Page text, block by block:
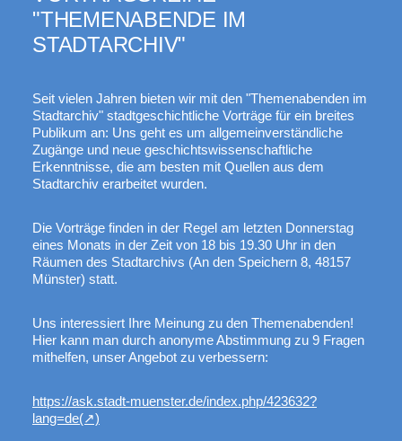
"THEMENABENDE IM
STADTARCHIV"
Seit vielen Jahren bieten wir mit den "Themenabenden im
Stadtarchiv" stadtgeschichtliche Vorträge für ein breites
Publikum an: Uns geht es um allgemeinverständliche
Zugänge und neue geschichtswissenschaftliche
Erkenntnisse, die am besten mit Quellen aus dem
Stadtarchiv erarbeitet wurden.
Die Vorträge finden in der Regel am letzten Donnerstag
eines Monats in der Zeit von 18 bis 19.30 Uhr in den
Räumen des Stadtarchivs (An den Speichern 8, 48157
Münster) statt.
Uns interessiert Ihre Meinung zu den Themenabenden!
Hier kann man durch anonyme Abstimmung zu 9 Fragen
mithelfen, unser Angebot zu verbessern:
https://ask.stadt-muenster.de/index.php/423632?
lang=de